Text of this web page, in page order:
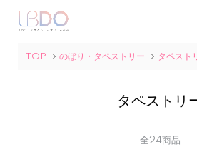
TOP のぼり・タペストリー タペスト
タペストリ
全24商品